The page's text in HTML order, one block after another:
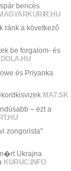
bencés
ránk a következő
be forgalom- és
és Priyanka
MA7.SK
– ezt a
zongorista"
Ukrajna
KURUC.INFO